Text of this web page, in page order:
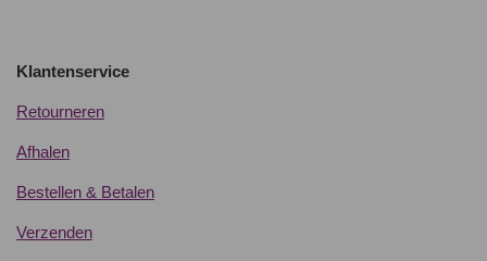
Klantenservice
Retourneren
Afhalen
Bestellen & Betalen
Verzenden